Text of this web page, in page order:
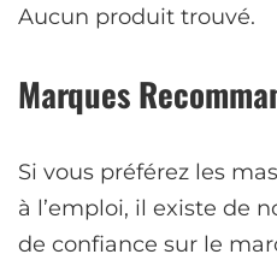
Aucun produit trouvé.
Marques
Si vous préférez les
à l’emploi, il existe de
de confiance sur le